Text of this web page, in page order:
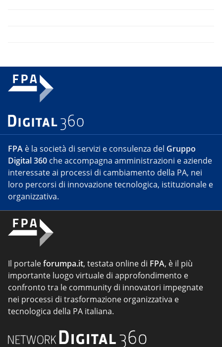
FPA è la società di servizi e consulenza del Gruppo
Digital 360 che accompagna amministrazioni e aziende
interessate ai processi di cambiamento della PA, nei
loro percorsi di innovazione tecnologica, istituzionale e
organizzativa.
Il portaleforumpa.it, testata online di FPA, è il più
importante luogo virtuale di approfondimento e
confronto tra le community di innovatori impegnate
nei processi di trasformazione organizzativa e
tecnologica della PA italiana.